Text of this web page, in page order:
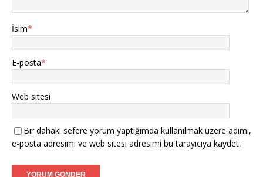
İsim*
E-posta*
Web sitesi
Bir dahaki sefere yorum yaptığımda kullanılmak üzere adımı,
e-posta adresimi ve web sitesi adresimi bu tarayıcıya kaydet.